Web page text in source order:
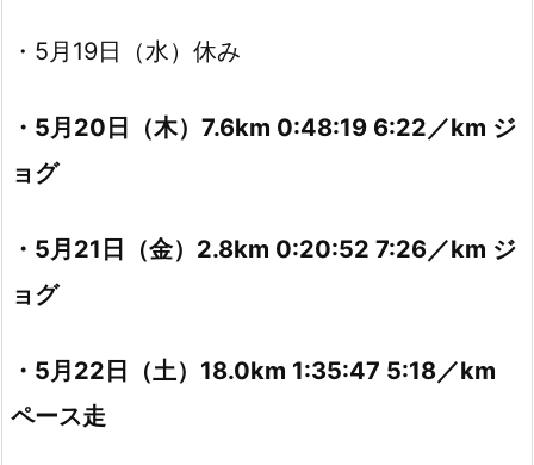
・5月19日（水）休み
・5月20日（木）7.6km 0:48:19 6:22／km ジ
ョグ
・5月21日（金）2.8km 0:20:52 7:26／km ジ
ョグ
・5月22日（土）18.0km 1:35:47 5:18／km
ペース走